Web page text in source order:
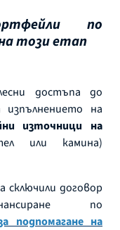
по
този етап
достъпа до
на
източници на
или камина)
сключили договор
по
подпомагане на